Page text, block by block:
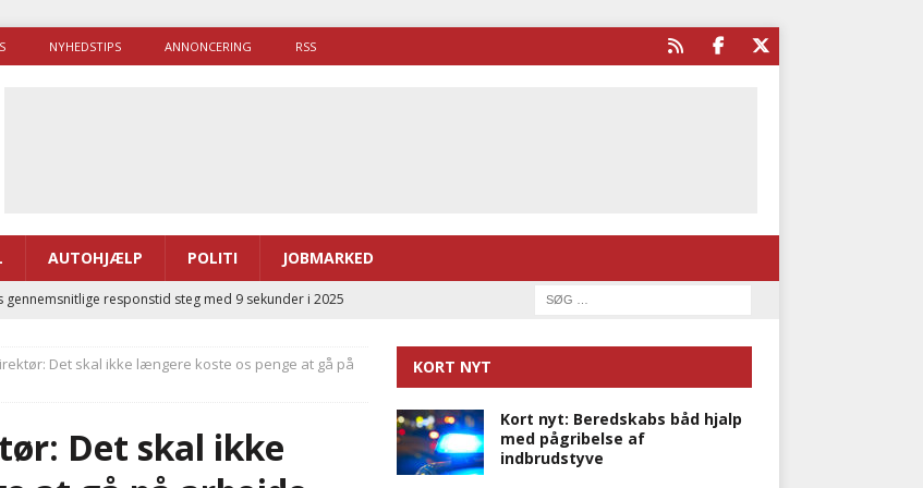
NYHEDSTIPS ANNONCERING RSS
AUTOHJÆLP POLITI JOBMARKED
responstid steg med 9 sekunder i 2025
kan sende 400.000 kørsler over
sygetransportvogn til Samsø
PRÆHOSPITAL
lidt længere tid på at komme af sted i 2025
Det skal ikke længere koste os penge at gå på
Det skal ikke
KORT NYT
Kort nyt: Beredskabs båd hjalp
med pågribelse af
indbrudstyve